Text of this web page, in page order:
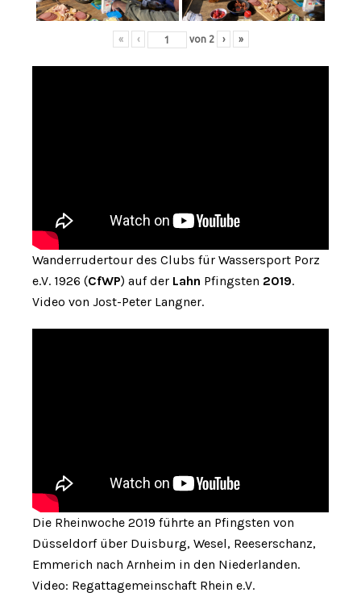
« ‹ von 2 › »
Wanderrudertour des Clubs für Wassersport Porz
e.V. 1926 (CfWP) auf der Lahn Pfingsten 2019.
Video von Jost-Peter Langner.
Die Rheinwoche 2019 führte an Pfingsten von
Düsseldorf über Duisburg, Wesel, Reeserschanz,
Emmerich nach Arnheim in den Niederlanden.
Video: Regattagemeinschaft Rhein e.V.